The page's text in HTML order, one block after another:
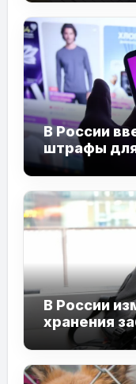
В России
штрафы
продавцов
В России
хранения